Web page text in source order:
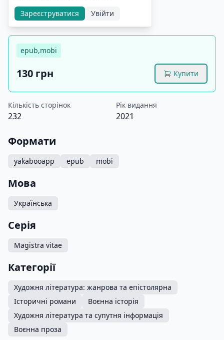
Зареєструватися
Увійти
epub,mobi
130 грн Купити
Кількість сторінок
232
Рік видання
2021
Формати
yakabooapp epub mobi
Мова
Українська
Серія
Magistra vitae
Категорії
Художня література: жанрова та епістолярна
Історичні романи
Воєнна історія
Художня література та супутня інформація
Воєнна проза